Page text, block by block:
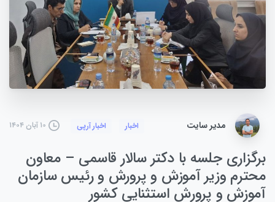
مدیر سایت اخبار اخبار آرپی ۱۰ آبان ۱۴۰۴
برگزاری جلسه با دکتر سالار قاسمی – معاون
محترم وزیر آموزش و پرورش و رئیس سازمان
آموزش و پرورش استثنایی کشور